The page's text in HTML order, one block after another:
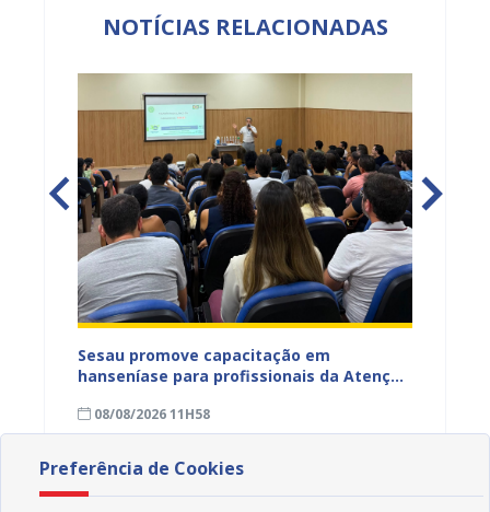
NOTÍCIAS RELACIONADAS
Sesau promove capacitação em
hanseníase para profissionais da Atenção
08/08/2026 11H58
Preferência de Cookies